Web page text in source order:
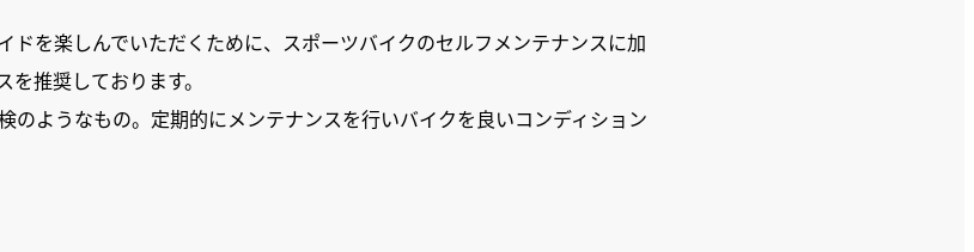
ドを楽しんでいただくために、スポーツバイクのセルフメンテナンスに加
推奨しております。
のようなもの。定期的にメンテナンスを行いバイクを良いコンディション